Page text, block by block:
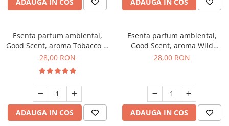
Esenta parfum ambiental,
Good Scent, aroma Tobacco &
Vanilla, 20 g
28,00 RON
ADAUGA IN COS
Esenta parfum ambiental,
Good Scent, aroma Wild
Sailor, 20 g
28,00 RON
ADAUGA IN COS